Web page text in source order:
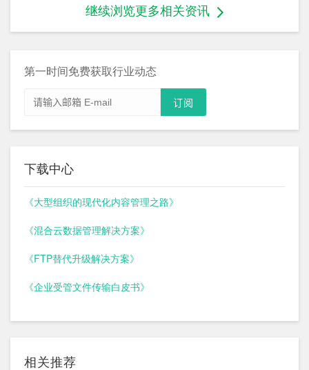
继续浏览更多相关资讯
第一时间免费获取行业动态
下载中心
《大型组织的现代化内容管理之路》
《混合云数据管理解决方案》
《FTP替代升级解决方案》
《企业受管文件传输白皮书》
相关推荐